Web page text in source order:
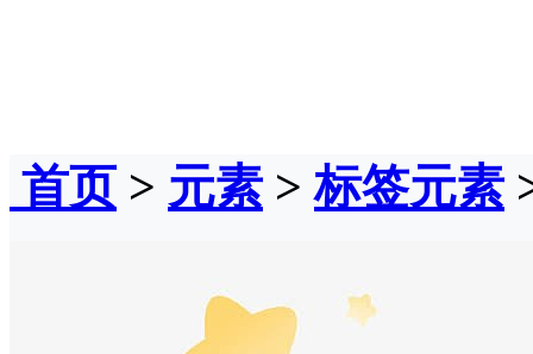
首页> 元素 >标签元素